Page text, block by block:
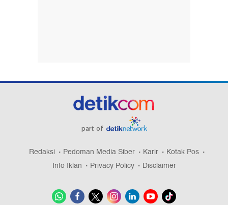
part of
Redaksi Pedoman Media Siber Karir
Kotak Pos
Info Iklan
Privacy Policy Disclaimer